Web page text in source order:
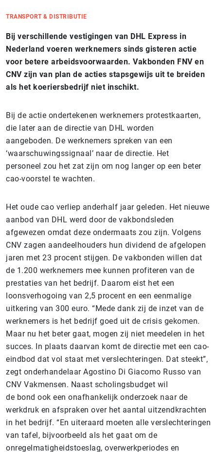
TRANSPORT & DISTRIBUTIE
Bij verschillende vestigingen van DHL Express in
Nederland voeren werknemers sinds gisteren actie
voor betere arbeidsvoorwaarden. Vakbonden FNV en
CNV zijn van plan de acties stapsgewijs uit te breiden
als het koeriersbedrijf niet inschikt.
Bij de actie ondertekenen werknemers protestkaarten,
die later aan de directie van DHL worden
aangeboden. De werknemers spreken van een
‘waarschuwingssignaal’ naar de directie. Het
personeel zou het zat zijn om nog langer op een beter
cao-voorstel te wachten.
Het oude cao verliep anderhalf jaar geleden. Het nieuwe
aanbod van DHL werd door de vakbondsleden
afgewezen omdat deze ondermaats zou zijn. Volgens
CNV zagen aandeelhouders hun dividend de afgelopen
jaren met 23 procent stijgen. De vakbonden willen dat
de 1.200 werknemers mee kunnen profiteren van de
prestaties van het bedrijf. Daarom eist het een
loonsverhogoing van 2,5 procent en een eenmalige
uitkering van 300 euro. “Mede dank zij de inzet van de
werknemers is het bedrijf goed uit de crisis gekomen.
Maar nu het beter gaat, mogen zij niet meedelen in het
succes. In plaats daarvan komt de directie met een cao-
eindbod dat vol staat met verslechteringen. Dat steekt”,
zegt onderhandelaar Agostino Di Giacomo Russo van
CNV Vakmensen. Naast scholingsbudget wil
de bond ook een onafhankelijk onderzoek naar de
werkdruk en afspraken over het aantal uitzendkrachten
in het bedrijf. “En uiteraard moeten alle verslechteringen
van tafel, bijvoorbeeld als het gaat om de
onregelmatigheidstoeslag, overwerkperiodes en